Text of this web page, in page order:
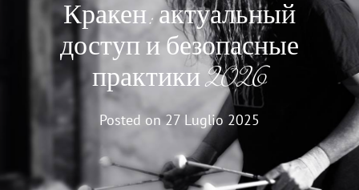
Кракен: актуальный
доступ и безопасные
практики 2026
Posted on27 Luglio 2025